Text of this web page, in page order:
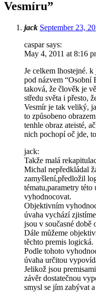
Vesmíru”
jack September 23,
caspar says:
May 4, 2011 at 8:16
Je celkem lhostejné.
pod názvem “Osobní
taková, že člověk je
středu světa i přesto,
Vesmír je tak veliký,
to způsobeno
tenhle obraz ateisté,
nich pochopí oč jde,
jack:
Takže malá
Michal nepředkládal
zamyšlení,předložil
tématu,parametry
vyhodnocovat.
Objektivním
úvaha vychází
jsou v současné době
Dále můžeme
těchto premis logická.
Podle tohoto
úvaha určitou
Jelikož jsou
závěr dostatečnou
smysl se jím zabývat